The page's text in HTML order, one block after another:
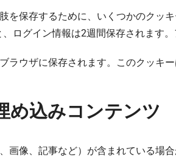
を保存するために、いくつかのクッ
ログイン情報は2週間保存されます
ラウザに保存されます。このクッキ
め込みコンテンツ
画像、記事など）が含まれている場